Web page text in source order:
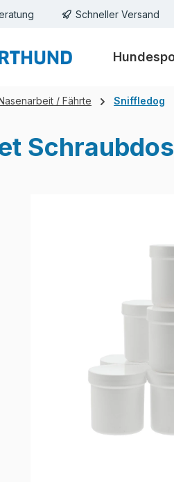
springenSchneller Versand
/ Fährte Sniffledog